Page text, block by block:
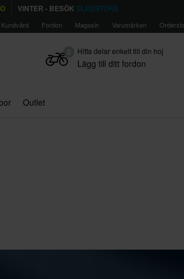
VINTER - BESÖK SLEDSTORE
Kundvård Fordon Magasin Varumärken
Hitta delar enkelt till din hoj
Lägg till ditt fordon
Outlet